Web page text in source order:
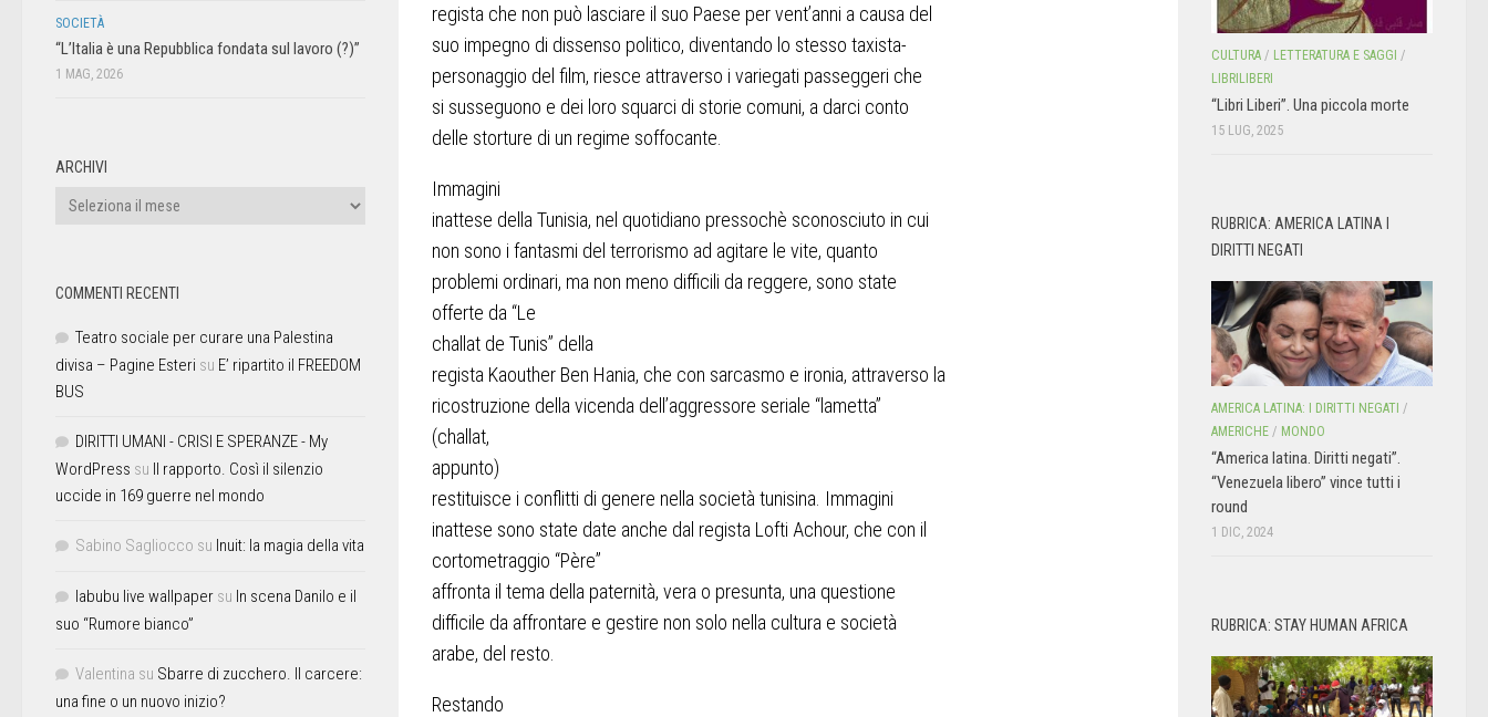
regista che non può lasciare il suo Paese per vent’anni a causa del
suo impegno di dissenso politico, diventando lo stesso taxista-
personaggio del film, riesce attraverso i variegati passeggeri che
si susseguono e dei loro squarci di storie comuni, a darci conto
delle storture di un regime soffocante.
Immagini
inattese della Tunisia, nel quotidiano pressochè sconosciuto in cui
non sono i fantasmi del terrorismo ad agitare le vite, quanto
problemi ordinari, ma non meno difficili da reggere, sono state
offerte da “Le
challat de Tunis” della
regista Kaouther Ben Hania, che con sarcasmo e ironia, attraverso la
ricostruzione della vicenda dell’aggressore seriale “lametta”
(challat,
appunto)
restituisce i conflitti di genere nella società tunisina. Immagini
inattese sono state date anche dal regista Lofti Achour, che con il
cortometraggio “Père”
affronta il tema della paternità, vera o presunta, una questione
difficile da affrontare e gestire non solo nella cultura e società
arabe, del resto.
Restando
SOCIETÀ
“L’Italia è una Repubblica fondata sul lavoro (?)”
1 MAG, 2026
ARCHIVI
COMMENTI RECENTI
Teatro sociale per curare una Palestina
divisa – Pagine Esteri su E’ ripartito il FREEDOM
BUS
DIRITTI UMANI - CRISI E SPERANZE - My
WordPress su Il rapporto. Così il silenzio
uccide in 169 guerre nel mondo
Sabino Sagliocco su Inuit: la magia della vita
labubu live wallpaper su In scena Danilo e il
suo “Rumore bianco”
Valentina su Sbarre di zucchero. Il carcere:
una fine o un nuovo inizio?
CULTURA / LETTERATURA E SAGGI /
LIBRILIBERI
“Libri Liberi”. Una piccola morte
15 LUG, 2025
RUBRICA: AMERICA LATINA I
DIRITTI NEGATI
AMERICA LATINA: I DIRITTI NEGATI /
AMERICHE / MONDO
“America latina. Diritti negati”.
“Venezuela libero” vince tutti i
round
1 DIC, 2024
RUBRICA: STAY HUMAN AFRICA